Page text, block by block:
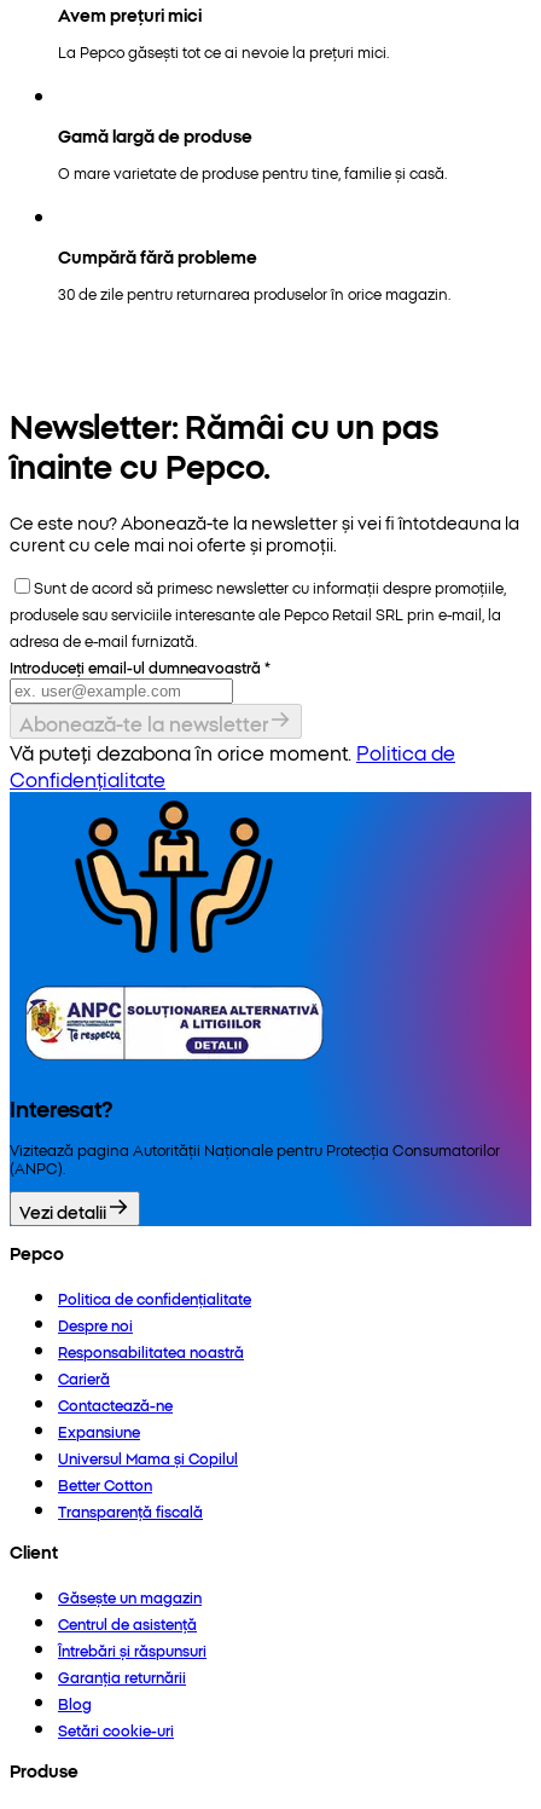
Avem prețuri mici
La Pepco găsești tot ce ai nevoie la prețuri mici.
Gamă largă de produse
O mare varietate de produse pentru tine, familie și casă.
Cumpără fără probleme
30 de zile pentru returnarea produselor în orice magazin.
Newsletter: Rămâi cu un pas
înainte cu Pepco.
Ce este nou? Abonează-te la newsletter și vei fi întotdeauna la
curent cu cele mai noi oferte și promoții.
Sunt de acord să primesc newsletter cu informații despre promoțiile,
produsele sau serviciile interesante ale Pepco Retail SRL prin e-mail, la
adresa de e-mail furnizată.
Introduceți email-ul dumneavoastră *
Abonează-te la newsletter
Vă puteți dezabona în orice moment. Politica de
Confidențialitate
Interesat?
Vizitează pagina Autorității Naționale pentru Protecția Consumatorilor
(ANPC).
Vezi detalii
Pepco
Politica de confidențialitate
Despre noi
Responsabilitatea noastră
Carieră
Contactează-ne
Expansiune
Universul Mama și Copilul
Better Cotton
Transparență fiscală
Client
Găsește un magazin
Centrul de asistență
Întrebări și răspunsuri
Garanția returnării
Blog
Setări cookie-uri
Produse